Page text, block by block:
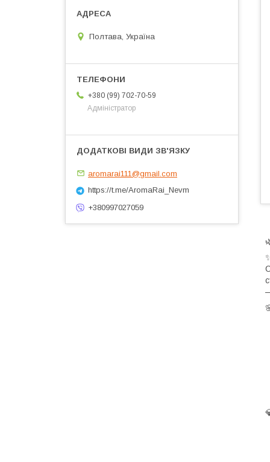
Полтава, Україна
+380 (99) 702-70-59
Адміністратор
aromarai111@gmail.com
https://t.me/AromaRai_Nevm
+380997027059